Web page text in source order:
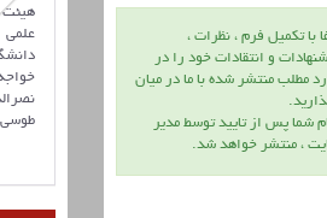
با تكميل فرم ، نظرات ،
و انتقادات خود را در
مطلب منتشر شده با ما در ميان
شما پس از تاييد توسط مدير
، منتشر خواهد شد.
هیئت
علمی
طوسی